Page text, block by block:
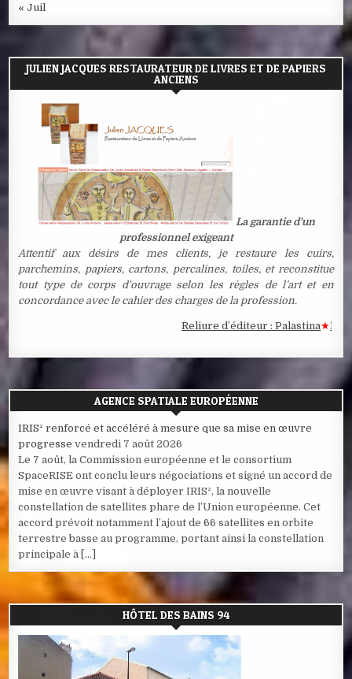
« Juil
JULIEN JACQUES RESTAURATEUR DE LIVRES ET DE PAPIERS
ANCIENS
La garantie d'un
professionnel exigeant
Attentif aux désirs de mes clients, je restaure les cuirs,
parchemins, papiers, cartons, percalines, toiles, et reconstitue
tout type de corps d'ouvrage selon les règles de l’art et en
concordance avec le cahier des charges de la profession.
Reliure d’éditeur : Palastina★
AGENCE SPATIALE EUROPÉENNE
IRIS² renforcé et accéléré à mesure que sa mise en œuvre
progresse vendredi 7 août 2026
Le 7 août, la Commission européenne et le consortium
SpaceRISE ont conclu leurs négociations et signé un accord de
mise en œuvre visant à déployer IRIS², la nouvelle
constellation de satellites phare de l’Union européenne. Cet
accord prévoit notamment l’ajout de 66 satellites en orbite
terrestre basse au programme, portant ainsi la constellation
principale à […]
HÔTEL DES BAINS 94